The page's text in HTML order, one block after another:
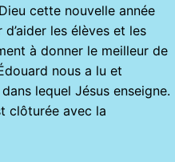
cette nouvelle année
les élèves et les
à donner le meilleur de
nous a lu et
lequel Jésus enseigne.
clôturée avec la